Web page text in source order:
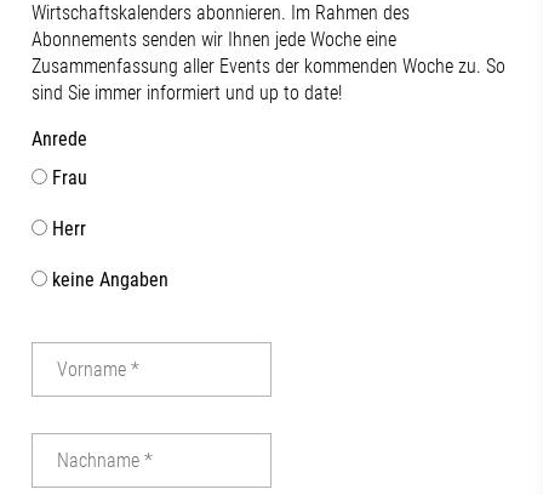
Wirtschaftskalenders abonnieren. Im Rahmen des
Abonnements senden wir Ihnen jede Woche eine
Zusammenfassung aller Events der kommenden Woche zu. So
sind Sie immer informiert und up to date!
Anrede
Frau
Herr
keine Angaben